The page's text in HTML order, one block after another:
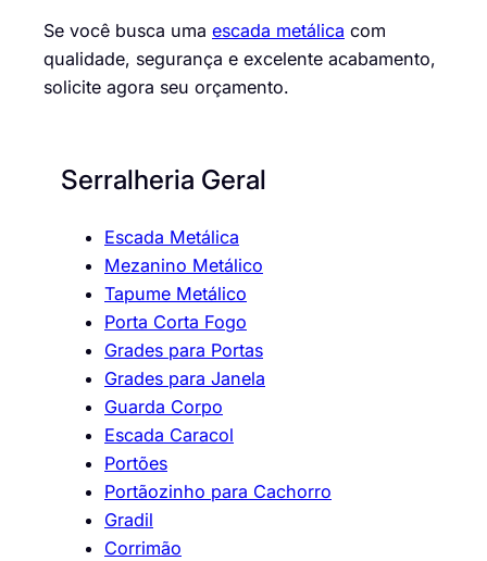
Se você busca uma escada metálica com
qualidade, segurança e excelente acabamento,
solicite agora seu orçamento.
Serralheria Geral
Escada Metálica
Mezanino Metálico
Tapume Metálico
Porta Corta Fogo
Grades para Portas
Grades para Janela
Guarda Corpo
Escada Caracol
Portões
Portãozinho para Cachorro
Gradil
Corrimão